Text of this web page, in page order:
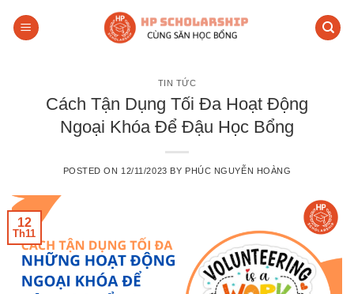
TIN TỨC
Cách Tận Dụng Tối Đa Hoạt Động
Ngoại Khóa Để Đậu Học Bổng
POSTED ON 12/11/2023 BY PHÚC NGUYỄN HOÀNG
12
Th11